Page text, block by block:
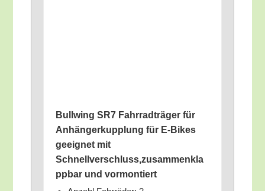
Bull­wing SR7 Fahr­rad­trä­ger für
Anhän­ger­kupp­lung für E‑Bikes
geeig­net mit
Schnellverschluss,zusammenkla
ppbar und vormontiert